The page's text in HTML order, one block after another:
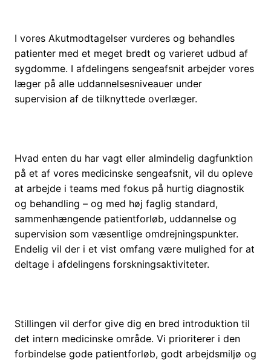
I vores Akutmodtagelser vurderes og behandles
patienter med et meget bredt og varieret udbud af
sygdomme. I afdelingens sengeafsnit arbejder vores
læger på alle uddannelsesniveauer under
supervision af de tilknyttede overlæger.
Hvad enten du har vagt eller almindelig dagfunktion
på et af vores medicinske sengeafsnit, vil du opleve
at arbejde i teams med fokus på hurtig diagnostik
og behandling – og med høj faglig standard,
sammenhængende patientforløb, uddannelse og
supervision som væsentlige omdrejningspunkter.
Endelig vil der i et vist omfang være mulighed for at
deltage i afdelingens forskningsaktiviteter.
Stillingen vil derfor give dig en bred introduktion til
det intern medicinske område. Vi prioriterer i den
forbindelse gode patientforløb, godt arbejdsmiljø og